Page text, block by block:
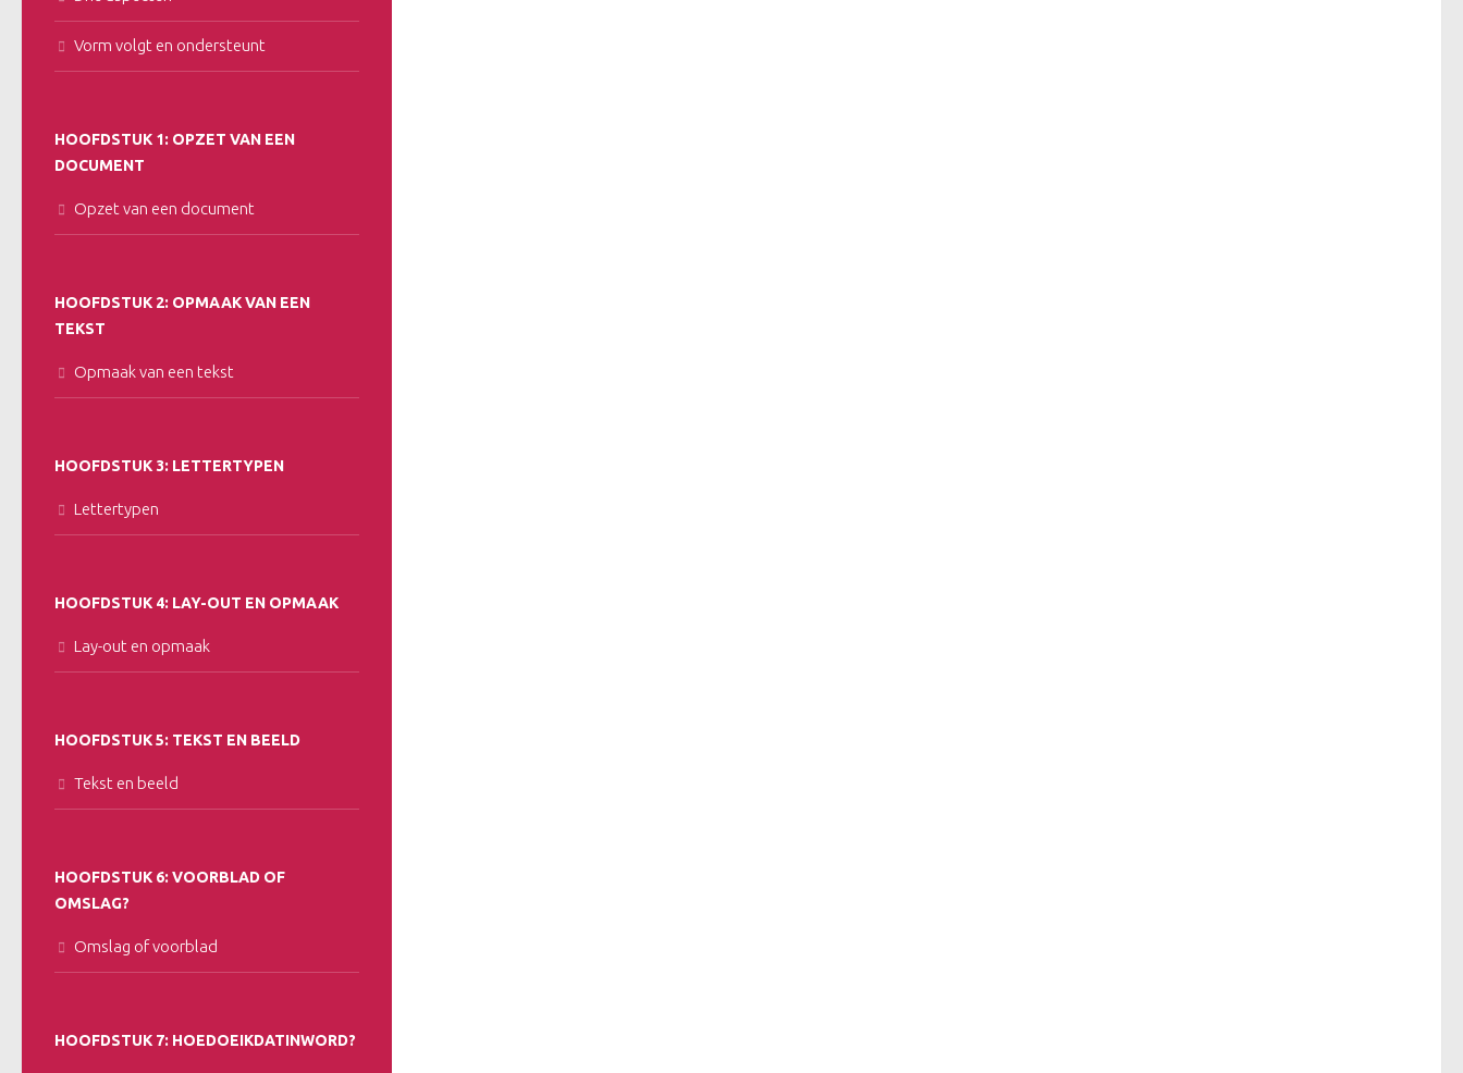
Vorm volgt en ondersteunt
HOOFDSTUK 1: OPZET VAN EEN
DOCUMENT
Opzet van een document
HOOFDSTUK 2: OPMAAK VAN EEN
TEKST
Opmaak van een tekst
HOOFDSTUK 3: LETTERTYPEN
Lettertypen
HOOFDSTUK 4: LAY-OUT EN OPMAAK
Lay-out en opmaak
HOOFDSTUK 5: TEKST EN BEELD
Tekst en beeld
HOOFDSTUK 6: VOORBLAD OF
OMSLAG?
Omslag of voorblad
HOOFDSTUK 7: HOEDOEIKDATINWORD?